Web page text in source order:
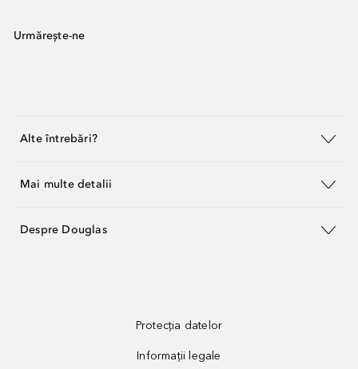
Urmărește-ne
Alte întrebări?
Mai multe detalii
Despre Douglas
Protecția datelor
Informații legale